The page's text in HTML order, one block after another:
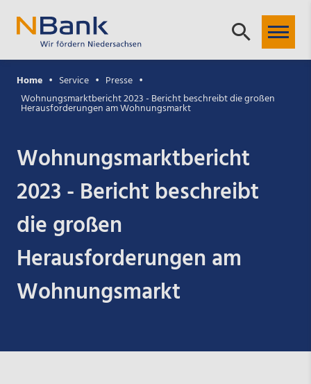
Home Service
Presse
Wohnungsmarktbericht 2023 - Bericht beschreibt die großen
Herausforderungen am Wohnungsmarkt
Wohnungsmarktbericht
2023 - Bericht beschreibt
die großen
Herausforderungen am
Wohnungsmarkt